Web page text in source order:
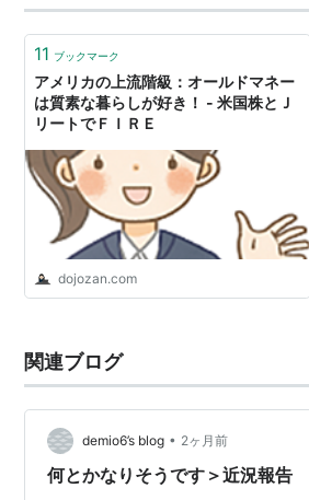
めに 今の世の中は「もっ…
11 ブックマーク
アメリカの上流階級：オールドマネー
は質素な暮らしが好き！ - 米国株とＪ
リートでＦＩＲＥ
dojozan.com
関連ブログ
demio6’s blog • 2ヶ月前
何とかなりそうです＞近況報告